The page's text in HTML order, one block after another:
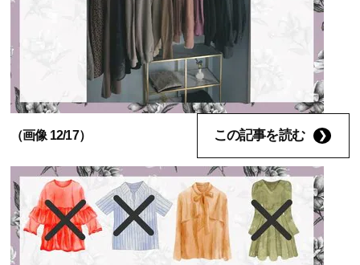
（画像 12/17） この記事を読む